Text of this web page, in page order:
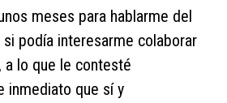
meses para hablarme del
podía interesarme colaborar
a lo que le contesté
inmediato que sí y